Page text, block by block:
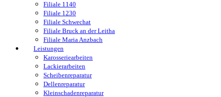
Filiale 1140
Filiale 1230
Filiale Schwechat
Filiale Bruck an der Leitha
Filiale Maria Anzbach
Leistungen
Karosseriearbeiten
Lackierarbeiten
Scheibenreparatur
Dellenreparatur
Kleinschadenreparatur